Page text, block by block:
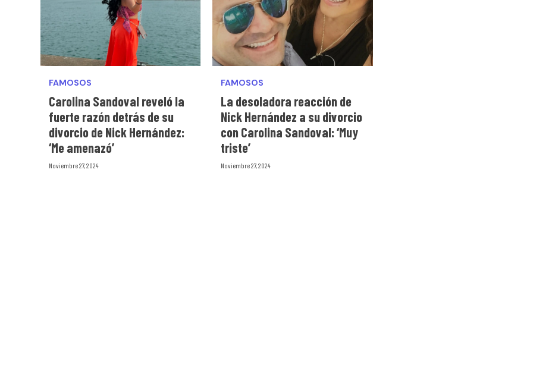
FAMOSOS
Carolina Sandoval reveló la
fuerte razón detrás de su
divorcio de Nick Hernández:
‘Me amenazó’
Noviembre 27, 2024
FAMOSOS
La desoladora reacción de
Nick Hernández a su divorcio
con Carolina Sandoval: ‘Muy
triste’
Noviembre 27, 2024